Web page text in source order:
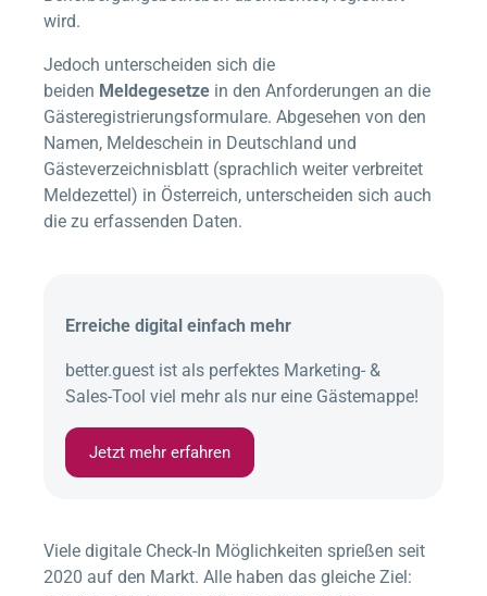
wird.
Jedoch unterscheiden sich die
beiden Meldegesetze in den Anforderungen an die
Gästeregistrierungsformulare. Abgesehen von den
Namen, Meldeschein in Deutschland und
Gästeverzeichnisblatt (sprachlich weiter verbreitet
Meldezettel) in Österreich, unterscheiden sich auch
die zu erfassenden Daten.
Erreiche digital einfach mehr
better.guest ist als perfektes Marketing- &
Sales-Tool viel mehr als nur eine Gästemappe!
Jetzt mehr erfahren
Viele digitale Check-In Möglichkeiten sprießen seit
2020 auf den Markt. Alle haben das gleiche Ziel: